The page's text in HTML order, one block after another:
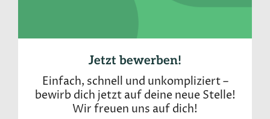
Jetzt bewerben!
Einfach, schnell und unkompliziert –
bewirb dich jetzt auf deine neue Stelle!
Wir freuen uns auf dich!